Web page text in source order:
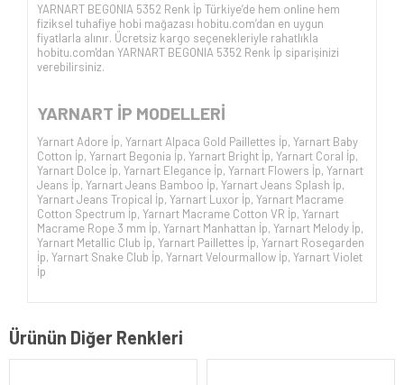
YARNART BEGONIA 5352 Renk İp Türkiye’de hem online hem
fiziksel tuhafiye hobi mağazası hobitu.com’dan en uygun
fiyatlarla alınır. Ücretsiz kargo seçenekleriyle rahatlıkla
hobitu.com'dan YARNART BEGONIA 5352 Renk İp siparişinizi
verebilirsiniz.
YARNART İP MODELLERİ
Yarnart Adore İp, Yarnart Alpaca Gold Paillettes İp, Yarnart Baby
Cotton İp, Yarnart Begonia İp, Yarnart Bright İp, Yarnart Coral İp,
Yarnart Dolce İp, Yarnart Elegance İp, Yarnart Flowers İp, Yarnart
Jeans İp, Yarnart Jeans Bamboo İp, Yarnart Jeans Splash İp,
Yarnart Jeans Tropical İp, Yarnart Luxor İp, Yarnart Macrame
Cotton Spectrum İp, Yarnart Macrame Cotton VR İp, Yarnart
Macrame Rope 3 mm İp, Yarnart Manhattan İp, Yarnart Melody İp,
Yarnart Metallic Club İp, Yarnart Paillettes İp, Yarnart Rosegarden
İp, Yarnart Snake Club İp, Yarnart Velourmallow İp, Yarnart Violet
İp
Ürünün Diğer Renkleri